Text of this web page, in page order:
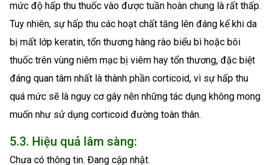
mức độ hấp thu thuốc vào được tuần hoàn chung là rất thấp.
Tuy nhiên, sự hấp thu các hoạt chất tăng lên đáng kể khi da
bị mất lớp keratin, tổn thương hàng rào biểu bì hoặc bôi
thuốc trên vùng niêm mạc bị viêm hay tổn thương, đặc biệt
đáng quan tâm nhất là thành phần corticoid, vì sự hấp thu
quá mức sẽ là nguy cơ gây nên những tác dụng không mong
muốn như sử dụng corticoid đường toàn thân.
5.3. Hiệu quả lâm sàng:
Chưa có thông tin. Đang cập nhật.